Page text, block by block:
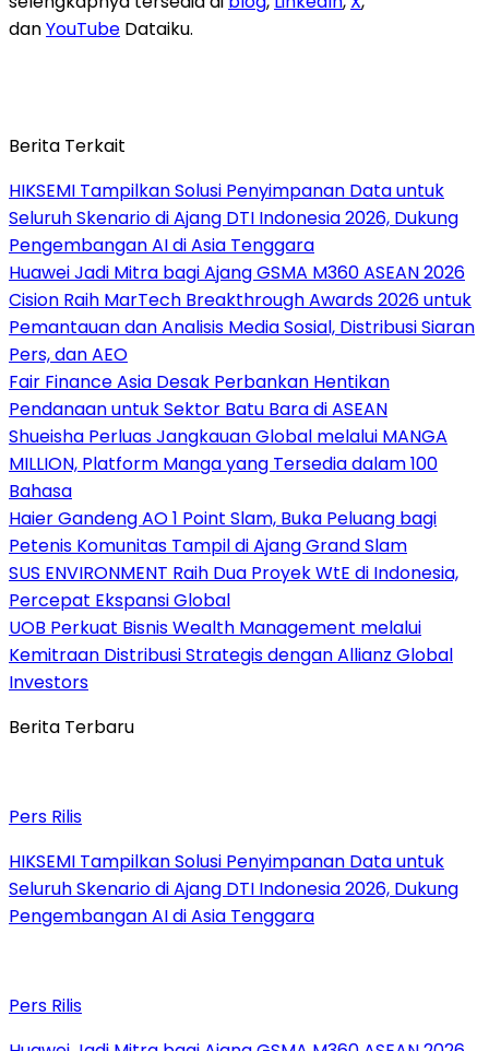
danYouTube Dataiku.
Berita Terkait
HIKSEMI Tampilkan Solusi Penyimpanan Data untuk
Seluruh Skenario di Ajang DTI Indonesia 2026, Dukung
Pengembangan AI di Asia Tenggara
Huawei Jadi Mitra bagi Ajang GSMA M360 ASEAN 2026
Cision Raih MarTech Breakthrough Awards 2026 untuk
Pemantauan dan Analisis Media Sosial, Distribusi Siaran
Pers, dan AEO
Fair Finance Asia Desak Perbankan Hentikan
Pendanaan untuk Sektor Batu Bara di ASEAN
Shueisha Perluas Jangkauan Global melalui MANGA
MILLION, Platform Manga yang Tersedia dalam 100
Bahasa
Haier Gandeng AO 1 Point Slam, Buka Peluang bagi
Petenis Komunitas Tampil di Ajang Grand Slam
SUS ENVIRONMENT Raih Dua Proyek WtE di Indonesia,
Percepat Ekspansi Global
UOB Perkuat Bisnis Wealth Management melalui
Kemitraan Distribusi Strategis dengan Allianz Global
Investors
Berita Terbaru
Pers Rilis
HIKSEMI Tampilkan Solusi Penyimpanan Data untuk
Seluruh Skenario di Ajang DTI Indonesia 2026, Dukung
Pengembangan AI di Asia Tenggara
Pers Rilis